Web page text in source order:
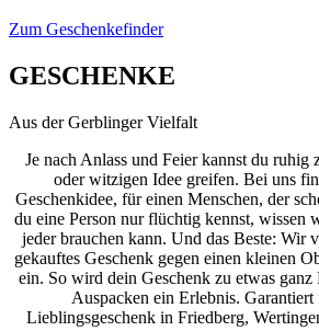
Zum Geschenkefinder
GESCHENKE
Aus der Gerblinger Vielfalt
Je nach Anlass und Feier kannst du ruhig
oder witzigen Idee greifen. Bei uns
Geschenkidee, für einen Menschen, der
du eine Person nur flüchtig kennst, wissen
jeder brauchen kann. Und das Beste: Wir
gekauftes Geschenk gegen einen kleinen
ein. So wird dein Geschenk zu etwas ganz
Auspacken ein Erlebnis. Garantiert
Lieblingsgeschenk in Friedberg,